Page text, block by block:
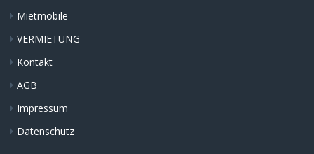
Mietmobile
VERMIETUNG
Kontakt
AGB
Impressum
Datenschutz